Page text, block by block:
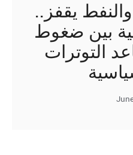
يقفز..
بين ضغوط
التوترات